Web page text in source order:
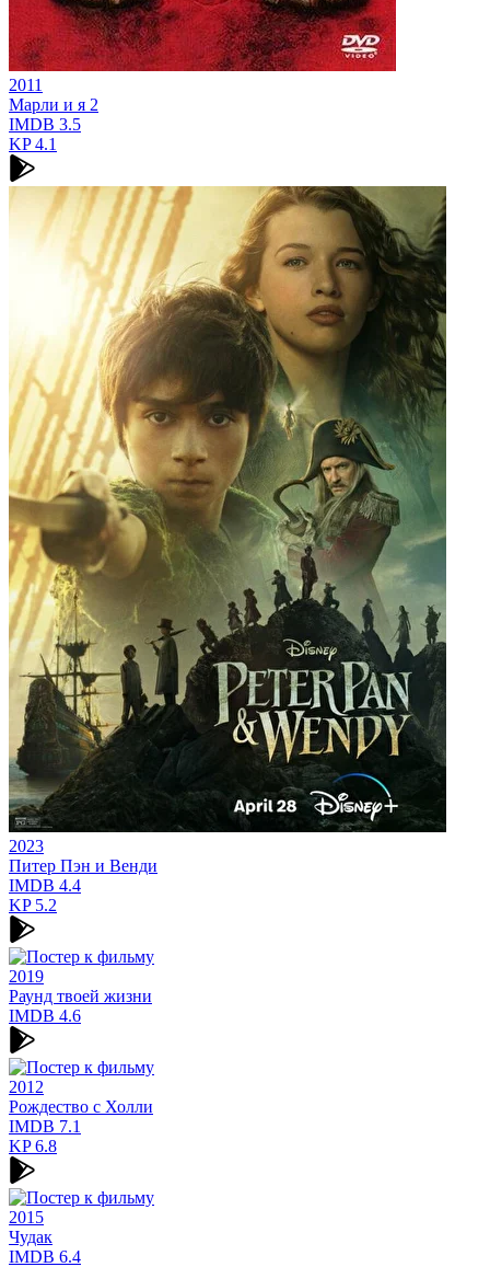
2011
Марли и я 2
IMDB 3.5
KP4.1
2023
Питер Пэн и Венди
IMDB 4.4
KP5.2
2019
Раунд твоей жизни
IMDB 4.6
2012
Рождество с Холли
IMDB 7.1
KP6.8
2015
Чудак
IMDB 6.4